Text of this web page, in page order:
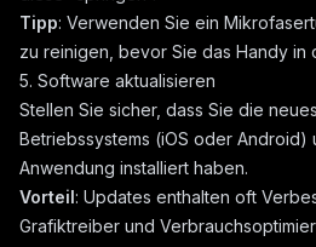
Tipp: Verwenden Sie ein
zu reinigen, bevor Sie das Handy in
5. Software aktualisieren
Stellen Sie sicher, dass Sie die
Betriebssystems (iOS oder Android)
Anwendung installiert haben.
Vorteil: Updates enthalten oft
Grafiktreiber und